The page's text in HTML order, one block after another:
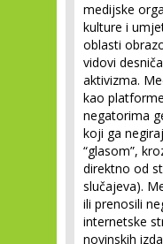
medijske
kulture i
oblasti
vidovi
aktivizma.
kao
negatorima
koji ga
“glasom”,
direktno od
slučajeva).
ili prenosili
internetske
novinskih